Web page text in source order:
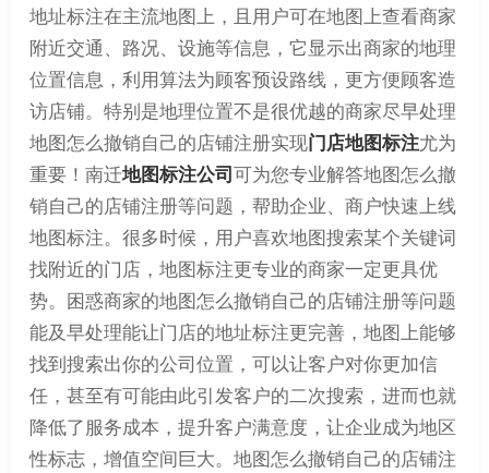
地址标注在主流地图上，且用户可在地图上查看商家
附近交通、路况、设施等信息，它显示出商家的地理
位置信息，利用算法为顾客预设路线，更方便顾客造
访店铺。特别是地理位置不是很优越的商家尽早处理
地图怎么撤销自己的店铺注册实现门店地图标注尤为
重要！南迁地图标注公司可为您专业解答地图怎么撤
销自己的店铺注册等问题，帮助企业、商户快速上线
地图标注。很多时候，用户喜欢地图搜索某个关键词
找附近的门店，地图标注更专业的商家一定更具优
势。困惑商家的地图怎么撤销自己的店铺注册等问题
能及早处理能让门店的地址标注更完善，地图上能够
找到搜索出你的公司位置，可以让客户对你更加信
任，甚至有可能由此引发客户的二次搜索，进而也就
降低了服务成本，提升客户满意度，让企业成为地区
性标志，增值空间巨大。地图怎么撤销自己的店铺注